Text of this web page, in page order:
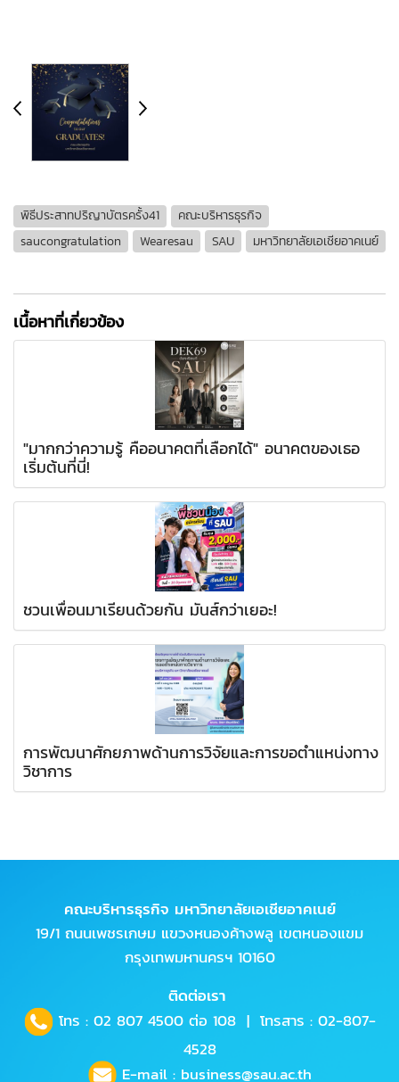
พิธีประสาทปริญาบัตรครั้ง41
คณะบริหารธุรกิจ
saucongratulation
Wearesau SAU มหาวิทยาลัยเอเชียอาคเนย์
เนื้อหาที่เกี่ยวข้อง
"มากกว่าความรู้ คืออนาคตที่เลือกได้" อนาคตของเธอ
เริ่มต้นที่นี่!
ชวนเพื่อนมาเรียนด้วยกัน มันส์กว่าเยอะ!
การพัฒนาศักยภาพด้านการวิจัยและการขอตำแหน่งทาง
วิชาการ
คณะบริหารธุรกิจ มหาวิทยาลัยเอเชียอาคเนย์
19/1 ถนนเพชรเกษม แขวงหนองค้างพลู เขตหนองแขม
กรุงเทพมหานครฯ 10160
ติดต่อเรา
โทร : 02 807 4500ต่อ 108 | โทรสาร : 02-807-
4528
E-mail : business@sau.ac.th